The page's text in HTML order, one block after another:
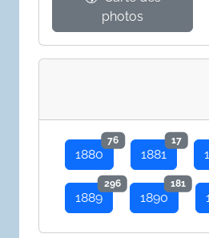
photos
1880
76
1881
17
1889
296
1890
181